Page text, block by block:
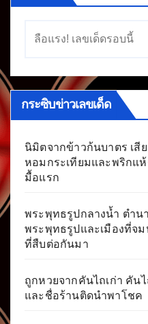
กระซิบข่าวเลขเด็ด
นิมิตจากข้าวก้นบาตร เสี
หอมกระเทียมและพริกแ
มื้อแรก
พระพุทธรูปกลางน้ำ ตำน
พระพุทธรูปและเมืองที่จม
ที่สืบต่อกันมา
ถูกหวยจากคันไถเก่า คัน
และชื่อร้านติดนำพาโชค